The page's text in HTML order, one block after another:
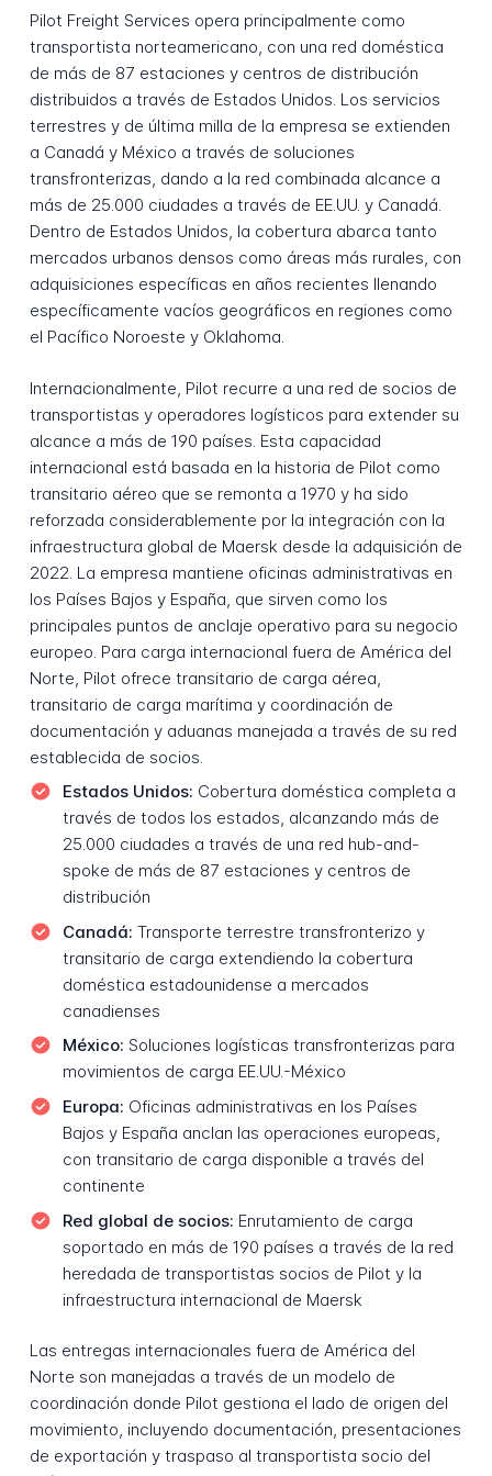
Pilot Freight Services opera principalmente como
transportista norteamericano, con una red doméstica
de más de 87 estaciones y centros de distribución
distribuidos a través de Estados Unidos. Los servicios
terrestres y de última milla de la empresa se extienden
a Canadá y México a través de soluciones
transfronterizas, dando a la red combinada alcance a
más de 25.000 ciudades a través de EE.UU. y Canadá.
Dentro de Estados Unidos, la cobertura abarca tanto
mercados urbanos densos como áreas más rurales, con
adquisiciones específicas en años recientes llenando
específicamente vacíos geográficos en regiones como
el Pacífico Noroeste y Oklahoma.
Internacionalmente, Pilot recurre a una red de socios de
transportistas y operadores logísticos para extender su
alcance a más de 190 países. Esta capacidad
internacional está basada en la historia de Pilot como
transitario aéreo que se remonta a 1970 y ha sido
reforzada considerablemente por la integración con la
infraestructura global de Maersk desde la adquisición de
2022. La empresa mantiene oficinas administrativas en
los Países Bajos y España, que sirven como los
principales puntos de anclaje operativo para su negocio
europeo. Para carga internacional fuera de América del
Norte, Pilot ofrece transitario de carga aérea,
transitario de carga marítima y coordinación de
documentación y aduanas manejada a través de su red
establecida de socios.
Estados Unidos: Cobertura doméstica completa a
través de todos los estados, alcanzando más de
25.000 ciudades a través de una red hub-and-
spoke de más de 87 estaciones y centros de
distribución
Canadá: Transporte terrestre transfronterizo y
transitario de carga extendiendo la cobertura
doméstica estadounidense a mercados
canadienses
México: Soluciones logísticas transfronterizas para
movimientos de carga EE.UU.-México
Europa: Oficinas administrativas en los Países
Bajos y España anclan las operaciones europeas,
con transitario de carga disponible a través del
continente
Red global de socios: Enrutamiento de carga
soportado en más de 190 países a través de la red
heredada de transportistas socios de Pilot y la
infraestructura internacional de Maersk
Las entregas internacionales fuera de América del
Norte son manejadas a través de un modelo de
coordinación donde Pilot gestiona el lado de origen del
movimiento, incluyendo documentación, presentaciones
de exportación y traspaso al transportista socio del